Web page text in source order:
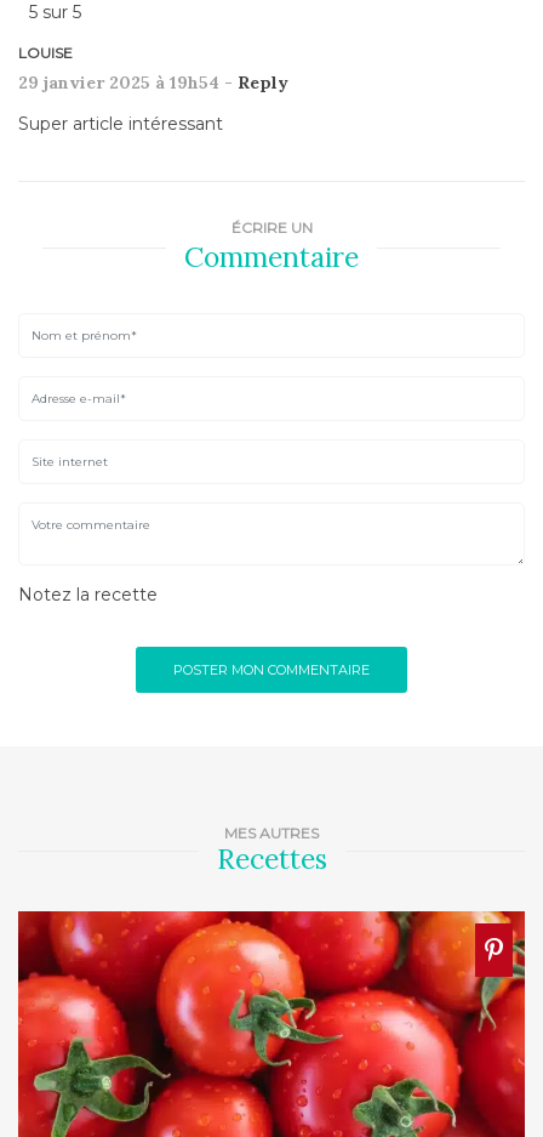
MES AUTRES
Recettes
5 sur 5
LOUISE
29 janvier 2025 à 19h54 - Reply
Super article intéressant
ÉCRIRE UN
Commentaire
Notez la recette